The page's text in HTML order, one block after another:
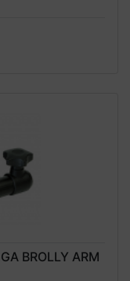
BROLLY ARM